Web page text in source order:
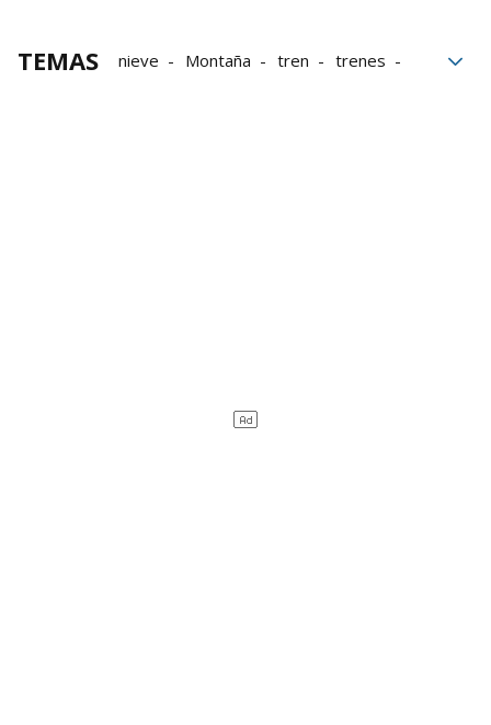
TEMAS nieve Montaña tren
trenes